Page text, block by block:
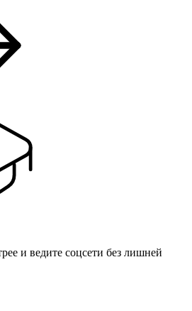
и ведите соцсети без лишней